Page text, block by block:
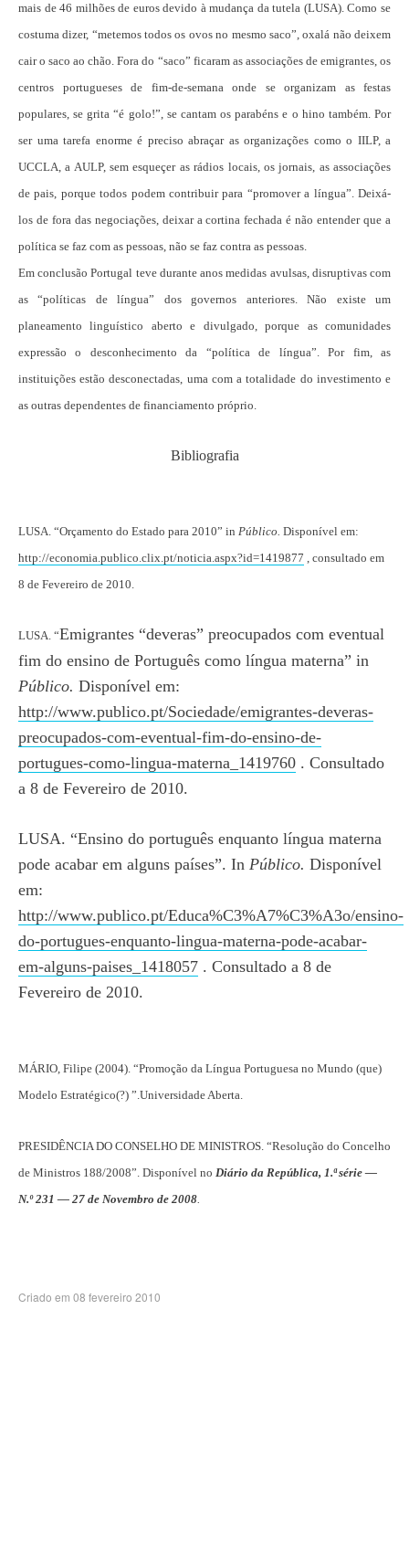
mais de 46 milhões de euros devido à mudança da tutela (LUSA). Como se
costuma dizer, “metemos todos os ovos no mesmo saco”, oxalá não deixem
cair o saco ao chão. Fora do “saco” ficaram as associações de emigrantes, os
centros portugueses de fim-de-semana onde se organizam as festas
populares, se grita “é golo!”, se cantam os parabéns e o hino também. Por
ser uma tarefa enorme é preciso abraçar as organizações como o IILP, a
UCCLA, a AULP, sem esqueçer as rádios locais, os jornais, as associações
de pais, porque todos podem contribuir para “promover a língua”. Deixá-
los de fora das negociações, deixar a cortina fechada é não entender que a
política se faz com as pessoas, não se faz contra as pessoas.
Em conclusão Portugal teve durante anos medidas avulsas, disruptivas com
as “políticas de língua” dos governos anteriores. Não existe um
planeamento linguístico aberto e divulgado, porque as comunidades
expressão o desconhecimento da “política de língua”. Por fim, as
instituições estão desconectadas, uma com a totalidade do investimento e
as outras dependentes de financiamento próprio.
Bibliografia
LUSA. “Orçamento do Estado para 2010” in Público. Disponível em:
http://economia.publico.clix.pt/noticia.aspx?id=1419877 , consultado em
8 de Fevereiro de 2010.
LUSA. “Emigrantes “deveras” preocupados com eventual
fim do ensino de Português como língua materna” in
Público. Disponível em:
http://www.publico.pt/Sociedade/emigrantes-deveras-
preocupados-com-eventual-fim-do-ensino-de-
portugues-como-lingua-materna_1419760 . Consultado
a 8 de Fevereiro de 2010.
LUSA. “Ensino do português enquanto língua materna
pode acabar em alguns países”. In Público. Disponível
em:
http://www.publico.pt/Educa%C3%A7%C3%A3o/ensino-
do-portugues-enquanto-lingua-materna-pode-acabar-
em-alguns-paises_1418057 . Consultado a 8 de
Fevereiro de 2010.
MÁRIO, Filipe (2004). “Promoção da Língua Portuguesa no Mundo (que)
Modelo Estratégico(?) ”.Universidade Aberta.
PRESIDÊNCIA DO CONSELHO DE MINISTROS. “Resolução do Concelho
de Ministros 188/2008”. Disponível no Diário da República, 1.ª série —
N.º 231 — 27 de Novembro de 2008.
Criado em 08 fevereiro 2010